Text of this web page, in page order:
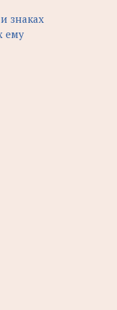
знаках
ему